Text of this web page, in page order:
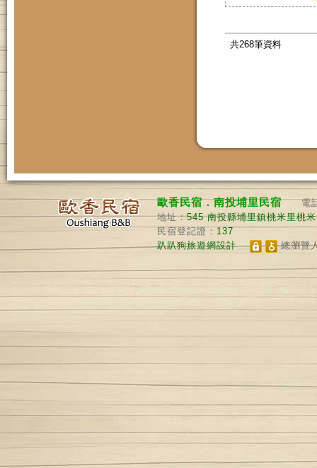
共268筆資料
歐香民宿．南投埔里民宿
電
地址：545南投縣埔里鎮桃米里桃
民宿登記證： 137
趴趴狗旅遊網設計
總瀏覽